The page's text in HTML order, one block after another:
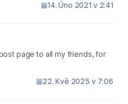
14. Úno 2021 v 2:41
page to all my friends, for
22. Kvě 2025 v 7:06